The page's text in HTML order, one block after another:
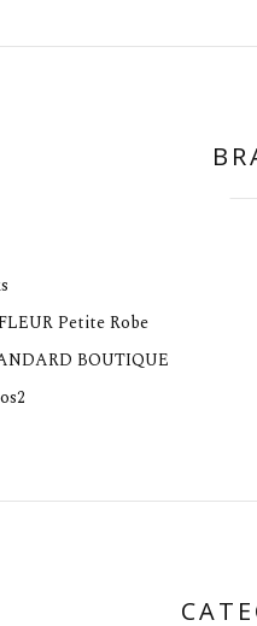
Petite Robe
BOUTIQUE